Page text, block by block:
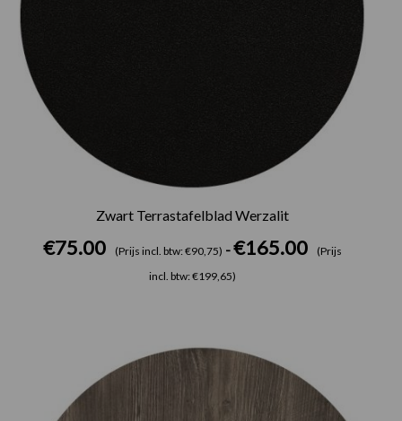
Zwart Terrastafelblad Werzalit
€75.00 (Prijs incl. btw: €90,75) - €165.00
(Prijs
incl. btw: €199,65)
Prijsklasse:
€75.00
€165.00